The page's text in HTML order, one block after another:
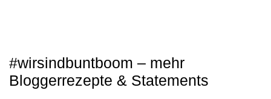
#wirsindbuntboom – mehr
Bloggerrezepte & Statements